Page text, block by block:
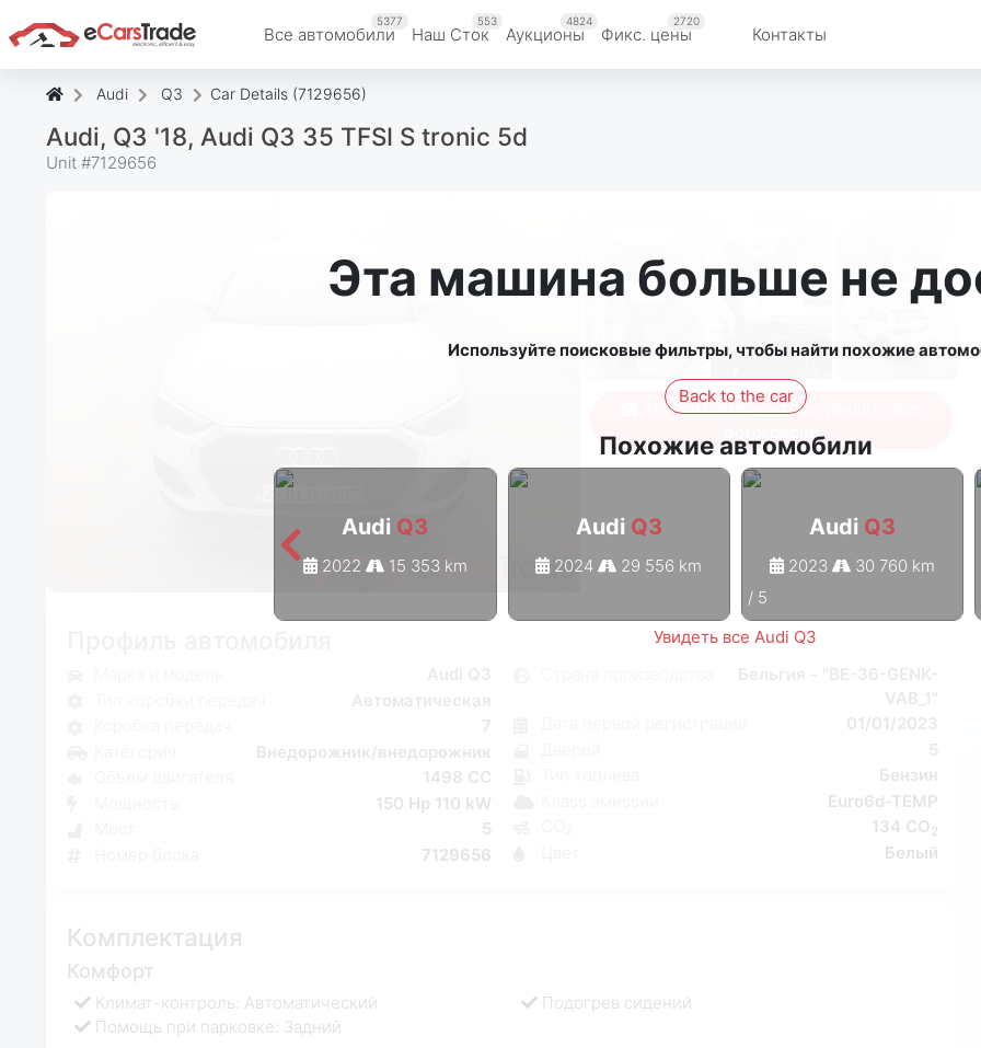
Все автомобили
5377
Наш Cток
553
Аукционы
4824
Фикс. цены
2720
Контакты
Audi Q3 Car Details (7129656)
Audi, Q3 '18, Audi Q3 35 TFSI S tronic 5d
Unit #7129656
Эта машина больше не
Используйте поисковые фильтры, чтобы найти похожие
Back to the car
Похожие автомобили
Audi Q3
2022 15 353 km
Audi Q3
2024 29 556 km
Audi Q3
2023 30 760 km
/ 5
Увидеть все Audi Q3
Авторизуйтесь, чтобы увидеть все
фотографии
Внедорожник/внедорожник
1498 CC
150 Hp 110 kW
5
7129656
5
Бензин
Euro6d-TEMP
134 CO 2
Белый
Комплектация
Комфорт
Климат-контроль: Автоматический
Подогрев сидений
Помощь при парковке: Задний